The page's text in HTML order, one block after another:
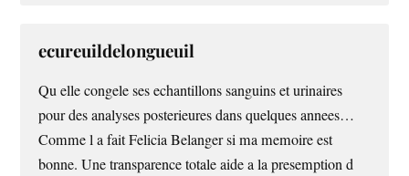
ecureuildelongueuil
Qu elle congele ses echantillons sanguins et urinaires
pour des analyses posterieures dans quelques annees…
Comme l a fait Felicia Belanger si ma memoire est
bonne. Une transparence totale aide a la presemption d